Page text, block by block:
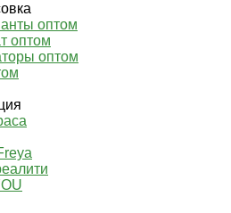
оптом
оптом
оптом